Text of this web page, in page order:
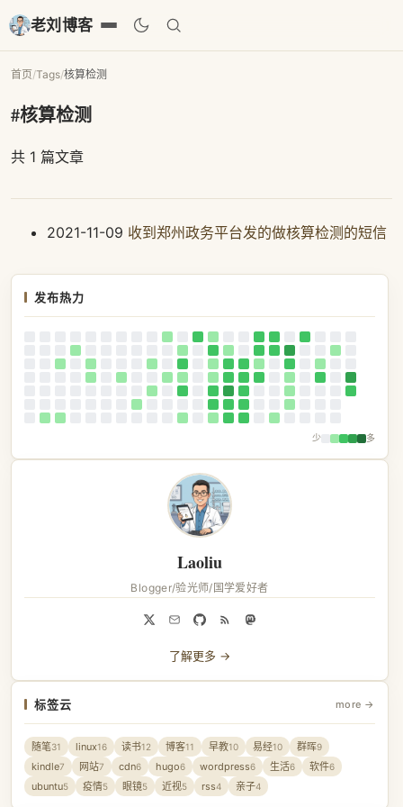
老刘博客
首页/Tags/核算检测
#核算检测
共 1 篇文章
2021-11-09 收到郑州政务平台发的做核算检测的短信
发布热力
少 多
Laoliu
Blogger/验光师/国学爱好者
了解更多 →
标签云 more →
随笔31 linux16 读书12 博客11 早教10 易经10 群晖9
kindle7 网站7 cdn6 hugo6 wordpress6 生活6 软件6
ubuntu5 疫情5 眼镜5 近视5 rss4 亲子4